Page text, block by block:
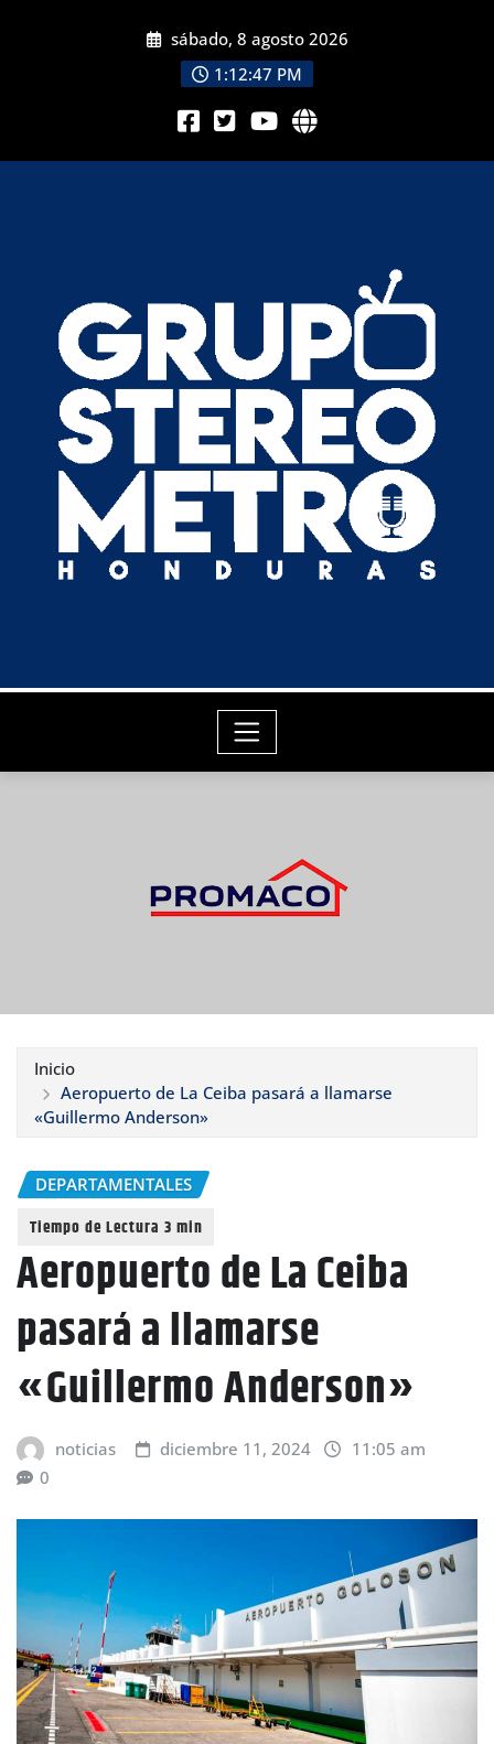
sábado, 8 agosto 2026
1:12:49 PM
Inicio
Aeropuerto de La Ceiba pasará a llamarse
«Guillermo Anderson»
DEPARTAMENTALES
Aeropuerto de La Ceiba
pasará a llamarse
«Guillermo Anderson»
noticias diciembre 11, 2024
11:05 am
0